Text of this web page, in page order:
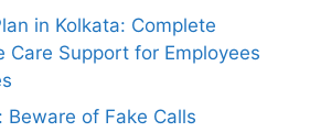
in Kolkata: Complete
Care Support for Employees
Beware of Fake Calls